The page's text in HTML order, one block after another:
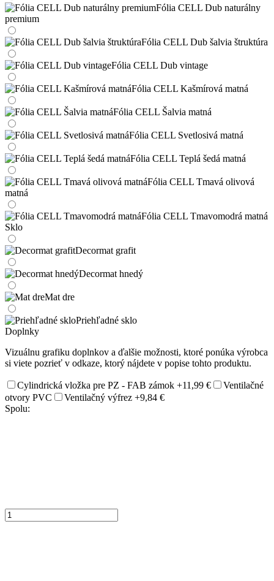
Fólia CELL Dub naturálny
premium
Fólia CELL Dub šalvia štruktúra
Fólia CELL Dub vintage
Fólia CELL Kašmírová matná
Fólia CELL Šalvia matná
Fólia CELL Svetlosivá matná
Fólia CELL Teplá šedá matná
Fólia CELL Tmavá olivová
matná
Fólia CELL Tmavomodrá matná
Sklo
Decormat grafit
Decormat hnedý
Mat dre
Priehľadné sklo
Doplnky
Vizuálnu grafiku doplnkov a ďalšie možnosti, ktoré ponúka výrobca
si viete pozrieť v odkaze, ktorý nájdete v popise tohto produktu.
Cylindrická vložka pre PZ - FAB zámok +11,99 €
Ventilačné
otvory PVC
Ventilačný výfrez +9,84 €
Spolu: